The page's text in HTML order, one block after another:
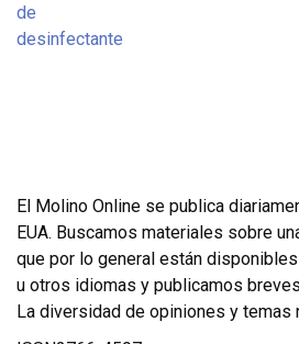
El Molino Online se publica
EUA. Buscamos materiales sobre
que por lo general están
u otros idiomas y publicamos
La diversidad de opiniones y temas